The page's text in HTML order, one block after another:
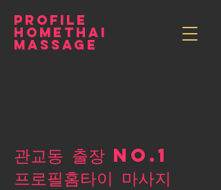
PROFILE
HOMETHAI
MASSAGE
관교동 출장 NO.1
​프로필홈타이 마사지